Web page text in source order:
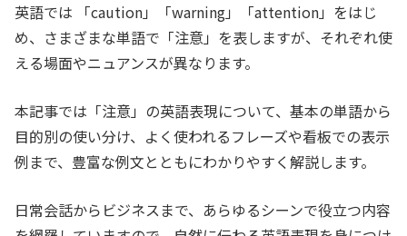
英語では 「caution」「warning」「attention」をはじ
め、さまざまな単語で「注意」を表しますが、それぞれ使
える場面やニュアンスが異なります。
本記事では「注意」の英語表現について、基本の単語から
目的別の使い分け、よく使われるフレーズや看板での表示
例まで、豊富な例文とともにわかりやすく解説します。
日常会話からビジネスまで、あらゆるシーンで役立つ内容